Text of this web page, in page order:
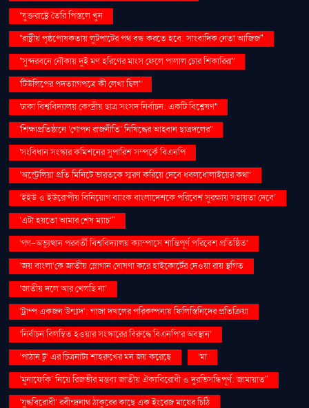
''যুক্তরাষ্ট্রে তৈরি পিস্তলে খুন
''রাষ্ট্রীয় পৃষ্ঠপোষকতায় লুটপাটের পথ বন্ধ করতে হবে: সাংবাদিক নেতা আজিজ"
''সুন্দরবনে নৌকায় দুই মণ হরিণের মাংস ফেলে পালাল চোর শিকারিরা''
'টিউলিপের পদত্যাগপত্রে কী লেখা ছিল''
'ঢাকা বিশ্ববিদ্যালয় কেন্দ্রীয় ছাত্র সংসদ নির্বাচন: একটি বিশ্লেষণ''
'শিক্ষাপ্রতিষ্ঠানে ‘গোপন রাজনীতি’ নিষিদ্ধের আহ্বান ছাত্রদলের''
'সংবিধান সংস্কার কমিশনের সুপারিশ সম্পর্কে বিএনপি
‘অস্ট্রেলিয়া প্রতি মিনিটে ভারতকে স্মরণ করিয়ে দেবে ধবলধোলাইয়ের কথা’
‘ইইউ ও ইউরোপীয় বিনিয়োগ ব্যাংক বাংলাদেশকে পরিবেশ সুরক্ষায় সহায়তা দেবে’
‘এটা হয়তো আমার শেষ ম্যাচ’"
‘গণ–অভ্যুত্থান পরবর্তী বিশ্ববিদ্যালয় ক্যাম্পাসে শান্তিপূর্ণ পরিবেশ প্রতিষ্ঠিত’
‘জয় বাংলা’কে জাতীয় স্লোগান ঘোষণা করে হাইকোর্টের দেওয়া রায় স্থগিত
‘জাতীয় দলে আর খেলছি না’
‘ট্রাম্প একজন উন্মাদ’: গাজা দখলের পরিকল্পনায় ফিলিস্তিনিদের প্রতিক্রিয়া
‘নির্বাচন বিলম্বিত হওয়ার সংস্কারের বিরুদ্ধে বিএনপি’র অবস্থান’
‘পাঠান টু’ এর চিত্রনাট্য শাহরুখের মন জয় করেছে
‘মা
‘মুনাফেকি’ নিয়ে রিজভীর মন্তব্য জাতীয় ঐক্যবিরোধী ও দুরভিসন্ধিপূর্ণ: জামায়াত"
‘যুদ্ধবিরোধী’ রবীন্দ্রনাথ ঠাকুরের কাছে এক ইংরেজ মায়ের চিঠি